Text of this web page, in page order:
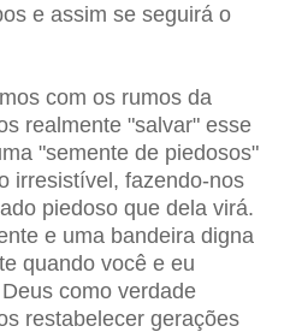
e assim se seguirá o
com os rumos da
realmente "salvar" esse
"semente de piedosos"
irresistível, fazendo-nos
piedoso que dela virá.
e uma bandeira digna
quando você e eu
como verdade
restabelecer gerações